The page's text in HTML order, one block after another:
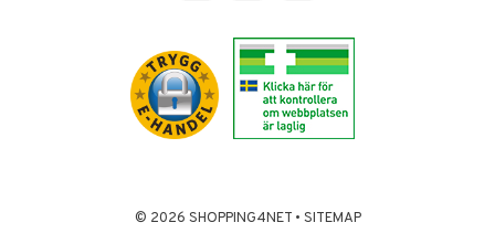
© 2026 SHOPPING4NET • SITEMAP